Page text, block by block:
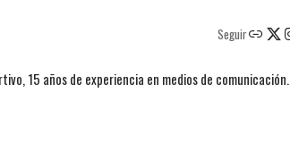
Seguir
15 años de experiencia en medios de comunicación.